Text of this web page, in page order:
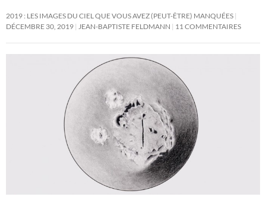
2019 : LES IMAGES DU CIEL QUE VOUS AVEZ (PEUT-ÊTRE) MANQUÉES
DÉCEMBRE 30, 2019 JEAN-BAPTISTE FELDMANN 11 COMMENTAIRES